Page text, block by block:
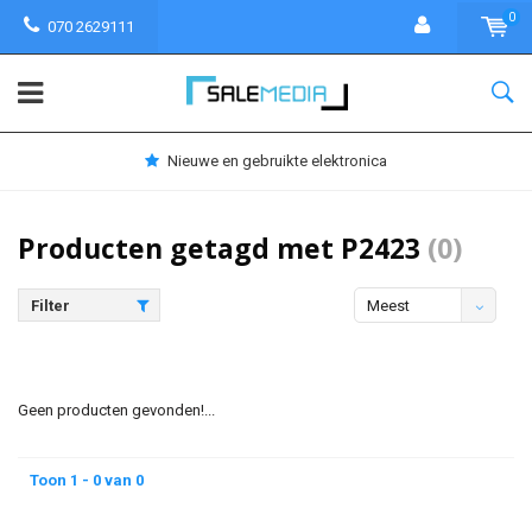
070 2629111
0
Nieuwe en gebruikte elektronica
Producten getagd met P2423 (0)
Filter
Meest
Geen producten gevonden!...
Toon 1 - 0 van 0